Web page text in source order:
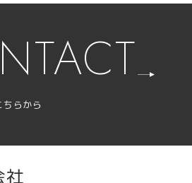
らから